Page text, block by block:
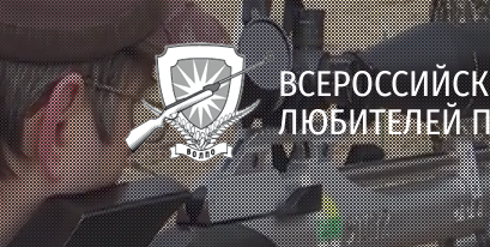
ЛЮБИТЕЛЕЙ